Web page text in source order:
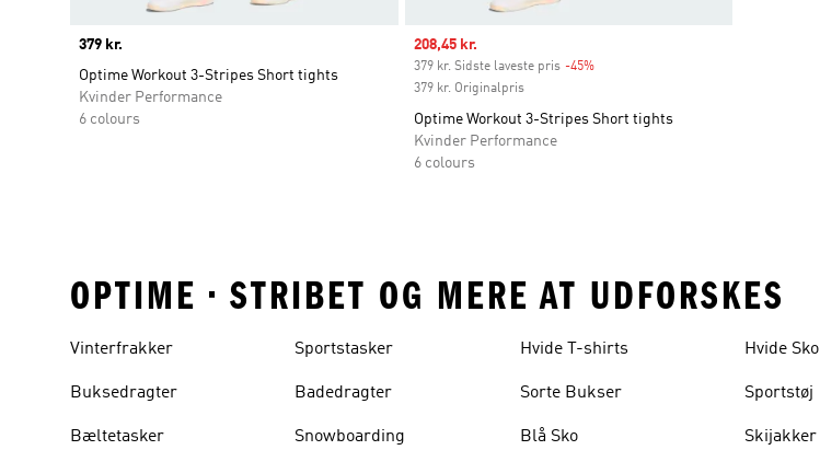
Price
379 kr.
Optime Workout 3-Stripes Short tights
Kvinder Performance
6 colours
Sale price
208,45 kr.
379 kr. Sidste laveste pris -45%Discount
379 kr. Originalpris
Optime Workout 3-Stripes Short tights
Kvinder Performance
6 colours
OPTIME • STRIBET OG MERE AT UDFORSKES
Vinterfrakker
Buksedragter
Bæltetasker
Sportstasker
Badedragter
Snowboarding
Hvide T-shirts
Sorte Bukser
Blå Sko
Hvide Sko
Sportstøj
Skijakker